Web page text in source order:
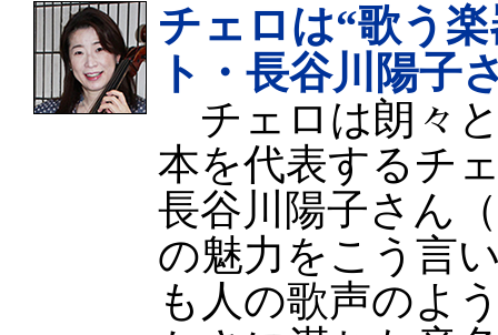
チェロは“歌う
ト・長谷川陽子
チェロは朗々
本を代表するチ
長谷川陽子さん
の魅力をこう言
も人の歌声のよ